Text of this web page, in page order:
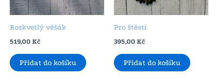
Rozkvetlý věšák
519,00 Kč
Přidat do košíku
Pro štěstí
395,00 Kč
Přidat do košíku